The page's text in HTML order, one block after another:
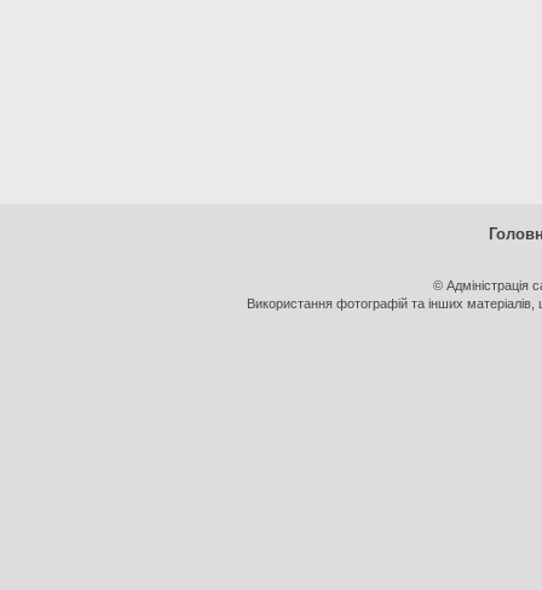
© Адміністрація
Використання фотографій та інших матеріалів,